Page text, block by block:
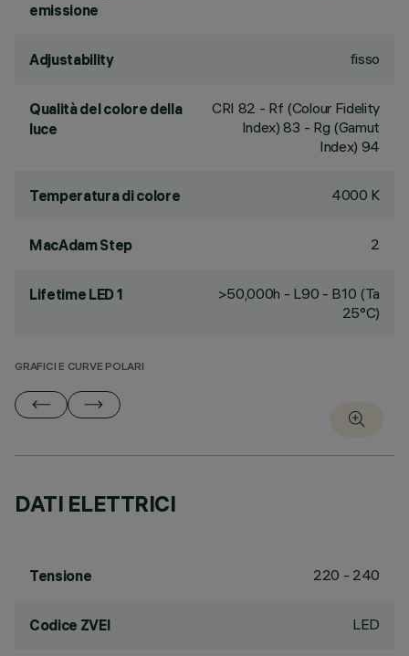
emissione
Adjustability fisso
Qualità del colore della
luce
CRI 82 - Rf (Colour Fidelity
Index) 83 - Rg (Gamut
Index) 94
Temperatura di colore 4000 K
MacAdam Step 2
Lifetime LED 1
>50,000h - L90 - B10 (Ta
25°C)
GRAFICI E CURVE POLARI
DATI ELETTRICI
Tensione 220 - 240
Codice ZVEI LED